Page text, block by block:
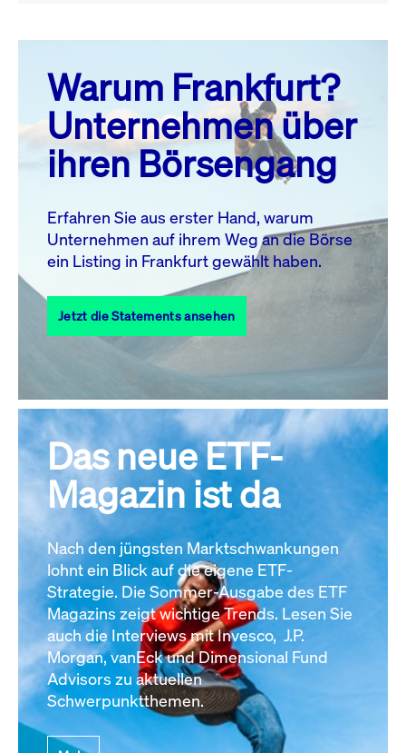
August 26
MO. DI. MI. DO. FR. SA. SO.
1
2
3
4 5 6 7 8
10 11 13 14
17
18 19 20 21 22
23
27 28
31
Alle Events
Warum Frankfurt?
Unternehmen über
ihren Börsengang
Erfahren Sie aus erster Hand, warum
Unternehmen auf ihrem Weg an die Börse
ein Listing in Frankfurt gewählt haben.
Jetzt die Statements ansehen
Das neue ETF-
Magazin ist da
Nach den jüngsten Marktschwankungen
lohnt ein Blick auf die eigene ETF-
Strategie. Die Sommer-Ausgabe des ETF
Magazins zeigt wichtige Trends. Lesen Sie
auch die Interviews mit Invesco, J.P.
Morgan, vanEck und Dimensional Fund
Advisors zu aktuellen
Schwerpunktthemen.